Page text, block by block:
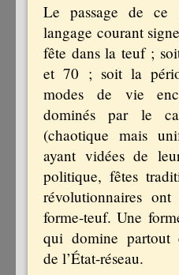
Le passage de ce
langage courant
fête dans la teuf ;
et 70 ; soit la
modes de vie
dominés par le
(chaotique mais
ayant vidées de
politique, fêtes
révolutionnaires
forme-teuf. Une
qui domine partout
de l’État-réseau.